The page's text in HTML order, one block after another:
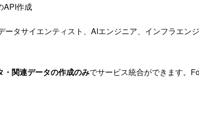
API作成
タサイエンティスト、AIエンジニア、インフラエ
・関連データの作成のみでサービス統合ができます。